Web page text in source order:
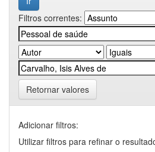
Filtros correntes:
Retornar valores
Adicionar filtros:
Utilizar filtros para refinar o